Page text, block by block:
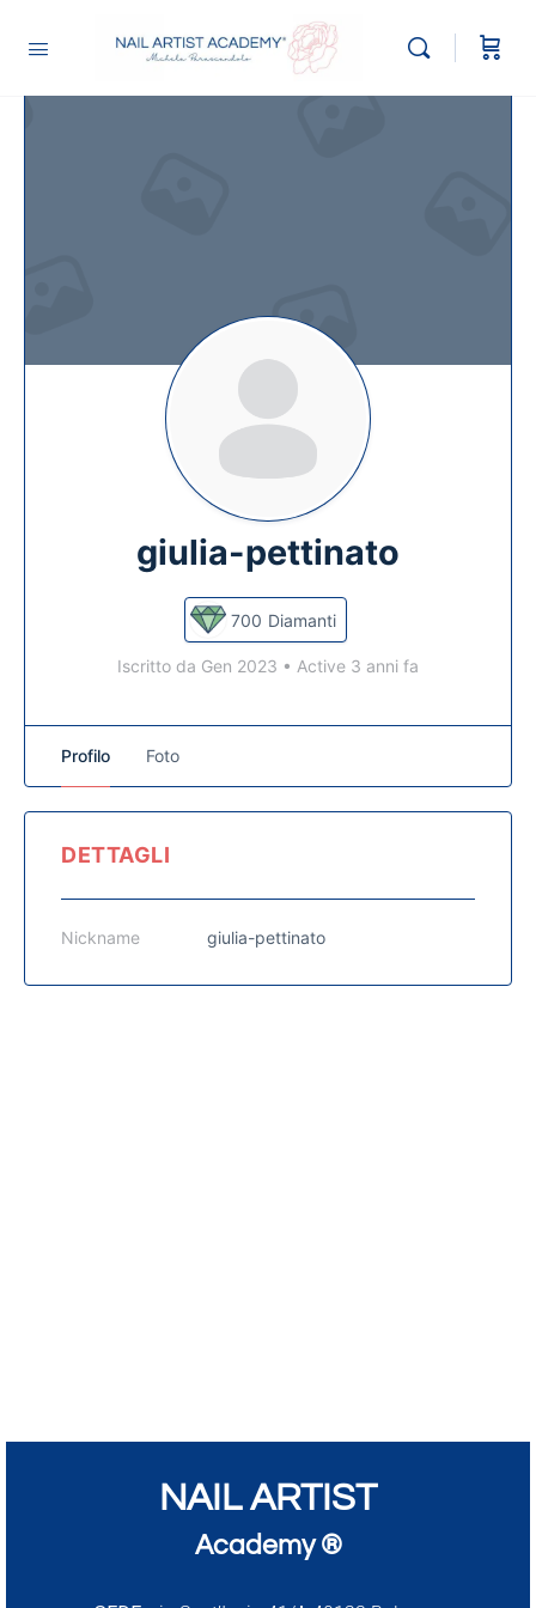
giulia-pettinato
700 Diamanti
Iscritto da Gen 2023 • Active 3 anni fa
Profilo Foto
DETTAGLI
Nickname giulia-pettinato
NAIL ARTIST
Academy ®